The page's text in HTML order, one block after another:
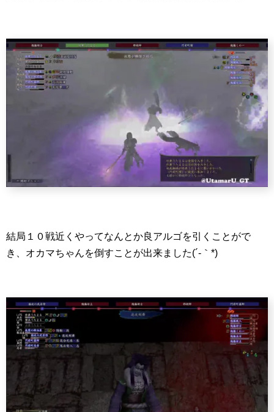
結局１０戦近くやってなんとか良アルゴを引くことがで
き、オカマちゃんを倒すことが出来ました(´-｀*)